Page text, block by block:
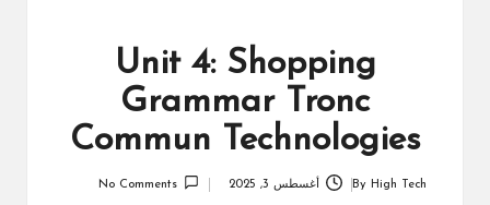
Unit 4: Shopping
Grammar Tronc
Commun Technologies
By High Tech أغسطس 3, 2025 No Comments